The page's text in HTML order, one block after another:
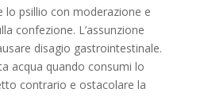
lo psillio con moderazione e
confezione. L’assunzione
disagio gastrointestinale.
acqua quando consumi lo
contrario e ostacolare la